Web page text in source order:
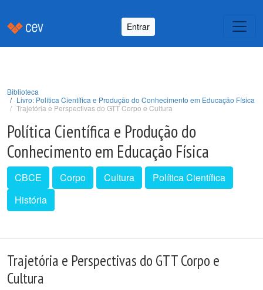
Entrar
Biblioteca
Livro: Política Científica e Produção do Conhecimento em Educação Física
Trajetória e Perspectivas do GTT Corpo e Cultura
Política Científica e Produção do
Conhecimento em Educação Física
CBCE Corpo Cultura
Política Científica
História
Trajetória e Perspectivas do GTT Corpo e
Cultura